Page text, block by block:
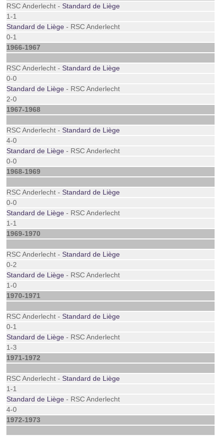
RSC Anderlecht -Standard de Liège
1-1
Standard de Liège - RSC Anderlecht
0-1
1966-1967
RSC Anderlecht -Standard de Liège
0-0
Standard de Liège - RSC Anderlecht
2-0
1967-1968
RSC Anderlecht -Standard de Liège
4-0
Standard de Liège - RSC Anderlecht
0-0
1968-1969
RSC Anderlecht -Standard de Liège
0-0
Standard de Liège - RSC Anderlecht
1-1
1969-1970
RSC Anderlecht -Standard de Liège
0-2
Standard de Liège - RSC Anderlecht
1-0
1970-1971
RSC Anderlecht -Standard de Liège
0-1
Standard de Liège - RSC Anderlecht
1-3
1971-1972
RSC Anderlecht -Standard de Liège
1-1
Standard de Liège - RSC Anderlecht
4-0
1972-1973